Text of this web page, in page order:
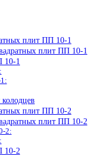
плит ПП 10-1
плит ПП 10-1
10-1
плит ПП 10-2
плит ПП 10-2
2:
10-2